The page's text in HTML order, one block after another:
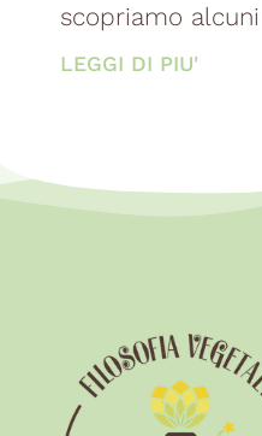
scopriamo
LEGGI DI PIU'